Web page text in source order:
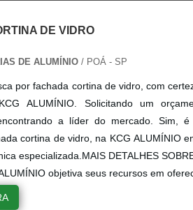
DE VIDRO
DE ALUMÍNIO/ POÁ - SP
por fachada cortina de vidro, com
ALUMÍNIO. Solicitando um
a líder do mercado. Sim,
cortina de vidro, na KCG ALUMÍNIO
especializada.MAIS DETALHES
objetiva seus recursos em